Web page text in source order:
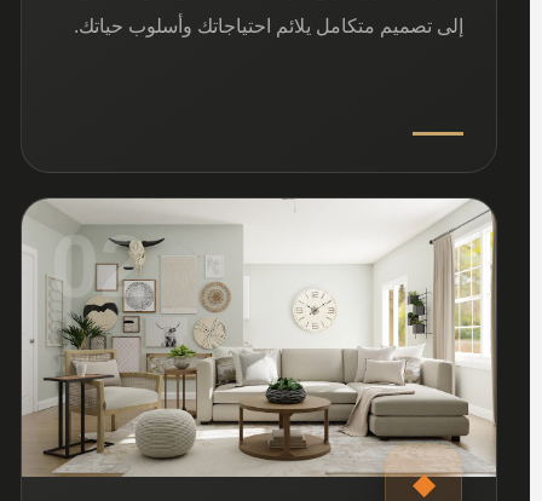
إلى تصميم متكامل يلائم احتياجاتك وأسلوب حياتك.
02
◆